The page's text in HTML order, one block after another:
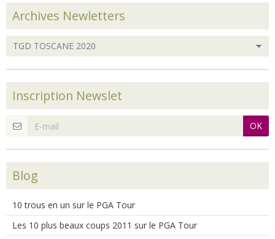
Archives Newletters
Inscription Newslet
OK
Blog
10 trous en un sur le PGA Tour
Les 10 plus beaux coups 2011 sur le PGA Tour